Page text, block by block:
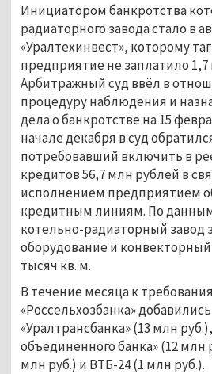
Инициатором банкротства
радиаторного завода стало в
«Уралтехинвест», которому
предприятие не заплатило
Арбитражный суд ввёл в
процедуру наблюдения и
дела о банкротстве на 15
начале декабря в суд
потребовавший включить в
кредитов 56,7 млн рублей в
исполнением предприятием
кредитным линиям. По
котельно-радиаторный завод
оборудование и
тысяч кв. м.
В течение месяца к
«Россельхозбанка»
«Уралтрансбанка» (13 млн
объединённого банка» (12 млн
млн руб.) и ВТБ-24 (1 млн руб.).